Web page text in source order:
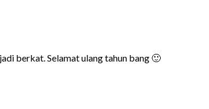
berkat. Selamat ulang tahun bang 🙂